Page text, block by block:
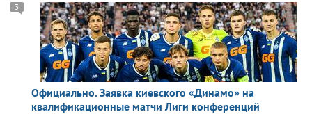
Официально. Заявка киевского «Динамо» на
квалификационные матчи Лиги конференций
3